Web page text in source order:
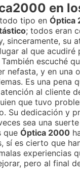
en
tipo en Óptica
; todos eran
sinceramente,
al que acudiré
escuché
nefasta, y en
Es una
al cliente
que tuvo
Su dedicación y
sea una
que Óptica 2000
sí es cierto que
experiencias
pero al final